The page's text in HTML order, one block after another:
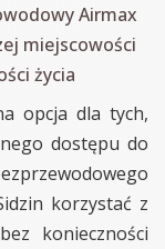
Airmax
miejscowości
życia
opcja dla tych,
dostępu do
korzystać z
konieczności